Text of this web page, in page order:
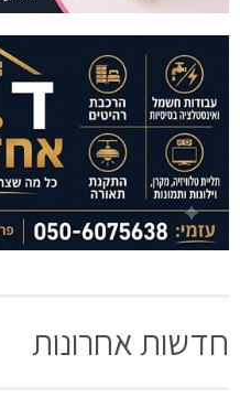
חדשות אחרונות